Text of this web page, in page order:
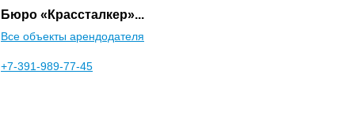
Бюро «Крассталкер»...
Все объекты арендодателя
+7-391-989-77-45